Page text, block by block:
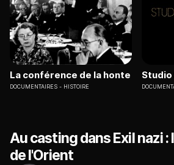
La conférence de la honte
DOCUMENTAIRES HISTOIRE
Studio
Au casting dans Exil nazi :
de l'Orient